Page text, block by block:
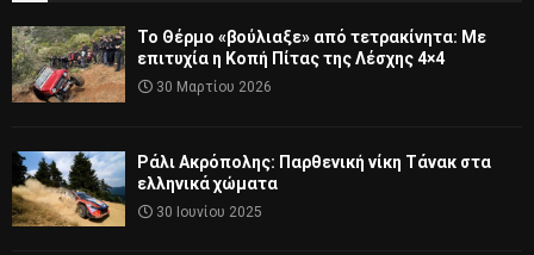
Το Θέρμο «βούλιαξε» από τετρακίνητα: Με
επιτυχία η Κοπή Πίτας της Λέσχης 4×4
30 Μαρτίου 2026
Ράλι Ακρόπολης: Παρθενική νίκη Τάνακ στα
ελληνικά χώματα
30 Ιουνίου 2025